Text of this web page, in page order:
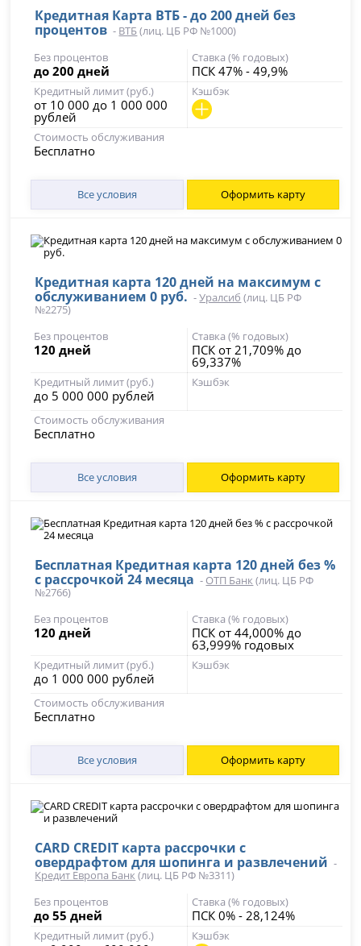
Кредитная Карта ВТБ - до 200 дней без
процентов - ВТБ(лиц. ЦБ РФ №1000)
Без процентов
до 200 дней
Ставка (% годовых)
ПСК 47% - 49,9%
Кредитный лимит (руб.)
от 10 000 до 1 000 000
рублей
Кэшбэк
Стоимость обслуживания
Бесплатно
Все условия Оформить карту
Кредитная карта 120 дней на максимум с
обслуживанием 0 руб. -Уралсиб (лиц. ЦБ РФ
№2275)
Без процентов
120 дней
Ставка (% годовых)
ПСК от 21,709% до
69,337%
Кредитный лимит (руб.)
до 5 000 000 рублей
Кэшбэк
Стоимость обслуживания
Бесплатно
Все условия Оформить карту
Бесплатная Кредитная карта 120 дней без %
с рассрочкой 24 месяца - ОТП Банк (лиц. ЦБ РФ
№2766)
Без процентов
120 дней
Ставка (% годовых)
ПСК от 44,000% до
63,999% годовых
Кредитный лимит (руб.)
до 1 000 000 рублей
Кэшбэк
Стоимость обслуживания
Бесплатно
Все условия Оформить карту
CARD CREDIT карта рассрочки с
овердрафтом для шопинга и развлечений -
Кредит Европа Банк (лиц. ЦБ РФ №3311)
Без процентов
до 55 дней
Ставка (% годовых)
ПСК 0% - 28,124%
Кредитный лимит (руб.) Кэшбэк